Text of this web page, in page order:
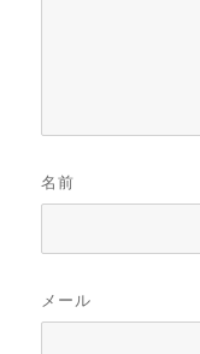
名前
メール